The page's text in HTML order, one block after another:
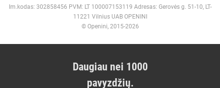
Im.kodas: 302858456 PVM: LT 100007153119 Adresas: Gerovės g. 51-10, LT-
11221 Vilnius UAB OPENINI
© Openini, 2015-2026
Daugiau nei 1000
pavyzdžių.